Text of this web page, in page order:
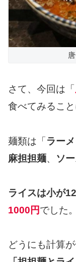
さて、今回は「
食べてみること
麺類は「ラー
麻担担麺、 ソ
ライスは小が
1000円でした。
どうにも計算